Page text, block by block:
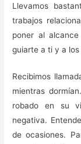
Llevamos
trabajos
poner al
guiarte a ti y a
Recibimos
mientras
robado en su
negativa.
de ocasiones.